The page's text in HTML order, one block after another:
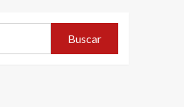
Buscar